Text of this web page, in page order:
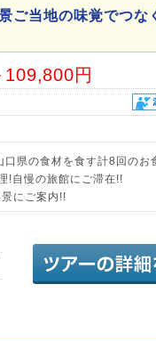
ご当地の味覚でつな
円
口県の食材を食す計8回の
!自慢の旅館にご滞在!!
にご案内!!